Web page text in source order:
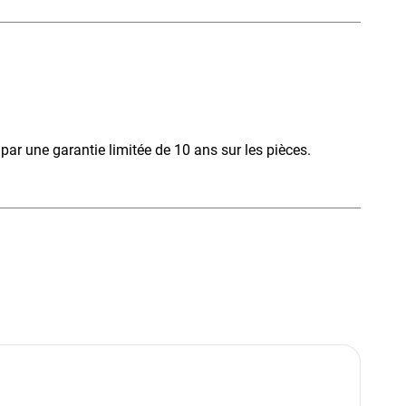
une garantie limitée de 10 ans sur les pièces.